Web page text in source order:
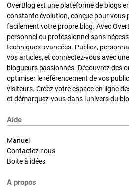
OverBlog est une plateforme de blogs
constante évolution, conçue pour vous
facilement votre propre blog. Avec
personnel ou professionnel sans
techniques avancées. Publiez,
vos articles, et connectez-vous avec
blogueurs passionnés. Découvrez des
optimiser le référencement de vos
visiteurs. Créez votre espace en ligne
et démarquez-vous dans l'univers du
Aide
Manuel
Contactez nous
Boite à idées
A propos